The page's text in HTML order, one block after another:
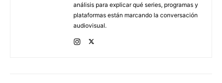
análisis para explicar qué series, programas y
plataformas están marcando la conversación
audiovisual.